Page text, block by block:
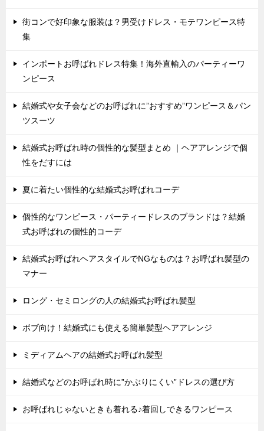
街コンで好印象な服装は？男受けドレス・モテワンピース特
集
インポートお呼ばれドレス特集！海外直輸入のパーティーワ
ンピース
結婚式や女子会などのお呼ばれに”おすすめ”ワンピース＆パン
ツスーツ
結婚式お呼ばれ時の個性的な髪型まとめ ｜ヘアアレンジで個
性をだすには
夏に着たい個性的な結婚式お呼ばれコーデ
個性的なワンピース・パーティードレスのブランドは？結婚
式お呼ばれの個性的コーデ
結婚式お呼ばれヘアスタイルでNGなものは？お呼ばれ髪型の
マナー
ロング・セミロングの人の結婚式お呼ばれ髪型
ボブ向け！結婚式にも使える簡単髪型ヘアアレンジ
ミディアムヘアの結婚式お呼ばれ髪型
結婚式などのお呼ばれ時に”かぶりにくい”ドレスの選び方
お呼ばれじゃないときも着れる♪着回しできるワンピース